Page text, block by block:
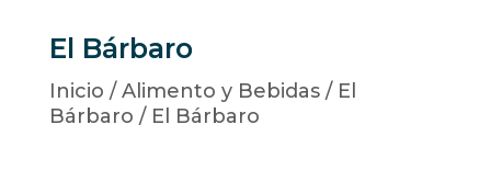
El Bárbaro
Inicio /Alimento y Bebidas/ El
Bárbaro / El Bárbaro